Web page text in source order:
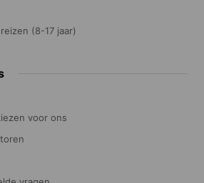
(8-17 jaar)
voor ons